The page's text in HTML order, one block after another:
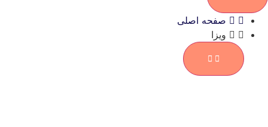
صفحه اصلی
ویزا